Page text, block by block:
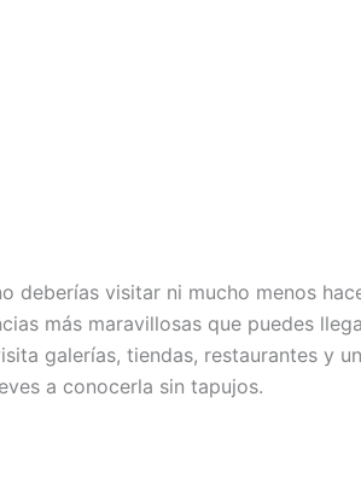
deberías visitar ni mucho menos
más maravillosas que puedes
galerías, tiendas, restaurantes y un
a conocerla sin tapujos.